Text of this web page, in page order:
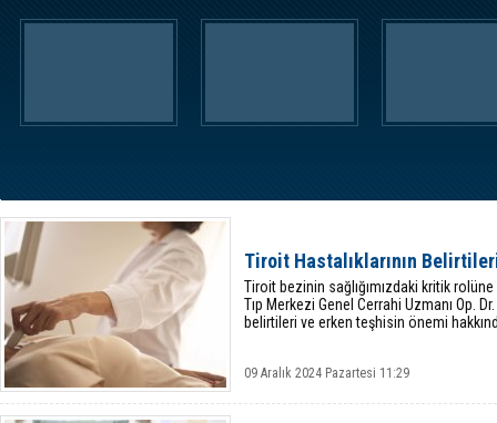
Tiroit Hastalıklarının
Tiroit bezinin sağlığımızdaki kritik
Tıp Merkezi Genel Cerrahi Uzmanı Op.
belirtileri ve erken teşhisin önemi
09 Aralık 2024 Pazartesi 11:29